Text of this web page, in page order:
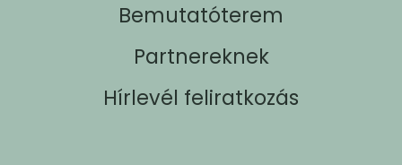
Bemutatóterem
Partnereknek
Hírlevél feliratkozás